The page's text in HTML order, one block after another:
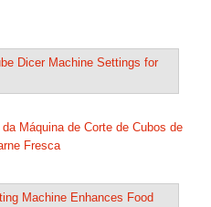
Máquina de Corte de Cubos de
Fresca